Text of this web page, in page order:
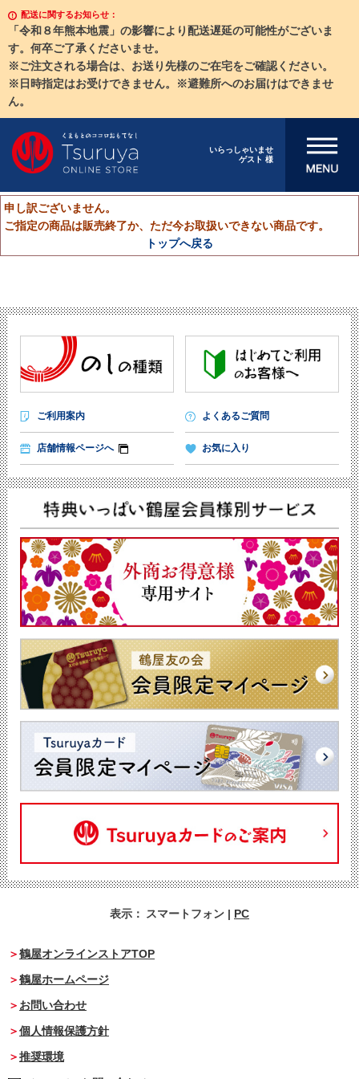
配送に関するお知らせ：
「令和８年熊本地震」の影響により配送遅延の可能性がございま
す。何卒ご了承くださいませ。
※ご注文される場合は、お送り先様のご在宅をご確認ください。
※日時指定はお受けできません。※避難所へのお届けはできませ
ん。
いらっしゃいませ
ゲスト 様
メニューを開
申し訳ございません。
ご指定の商品は販売終了か、ただ今お取扱いできない商品です。
トップへ戻る
ご利用案内 よくあるご質問
店舗情報ページへ お気に入り
表示： スマートフォン | PC
鶴屋オンラインストアTOP
鶴屋ホームページ
お問い合わせ
個人情報保護方針
推奨環境